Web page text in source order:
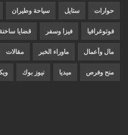
حوارات ستايل سياحة وطيران
فوتوغرافيا فيزا وسفر قضايا
مال وأعمال ماوراء الخبر مقالات
منح وفرص ميديا نيوز بوك